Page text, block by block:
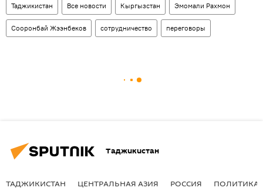
Таджикистан Все новости Кыргызстан Эмомали Рахмон
Сооронбай Жээнбеков сотрудничество переговоры
Таджикистан
ТАДЖИКИСТАН ЦЕНТРАЛЬНАЯ АЗИЯ РОССИЯ ПОЛИТИКА